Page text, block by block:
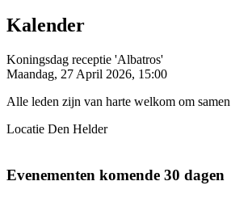
Kalender
Koningsdag receptie 'Albatros'
Maandag, 27 April 2026, 15:00
Alle leden zijn van harte welkom om
Locatie Den Helder
Evenementen komende 30 dagen